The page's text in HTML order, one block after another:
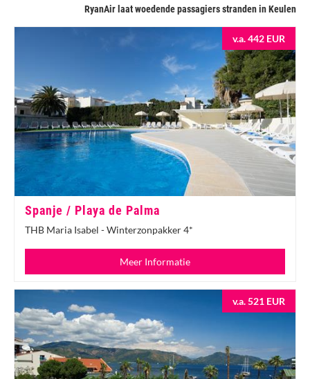
RyanAir laat woedende passagiers stranden in Keulen
v.a. 442 EUR
Spanje / Playa de Palma
THB Maria Isabel - Winterzonpakker 4*
Meer Informatie
v.a. 521 EUR